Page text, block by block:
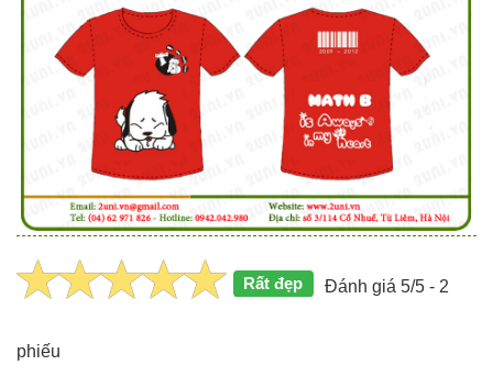
Rất đẹp Đánh giá 5/5 - 2
phiếu